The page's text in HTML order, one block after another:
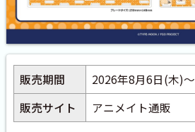
販売期間
2026年8月6日(木)
販売サイト
アニメイト通販